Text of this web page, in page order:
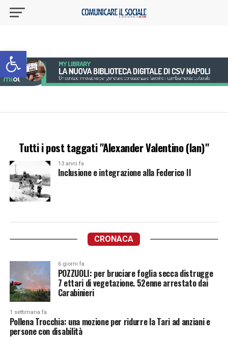
Apri la barra degli strumenti
Tutti i post taggati "Alexander Valentino (lan)"
13 anni fa
Inclusione e integrazione alla Federico II
CRONACA
6 giorni fa
POZZUOLI: per bruciare foglia secca distrugge
7 ettari di vegetazione. 52enne arrestato dai
Carabinieri
1 settimana fa
Pollena Trocchia: una mozione per ridurre la Tari ad anziani e
persone con disabilità